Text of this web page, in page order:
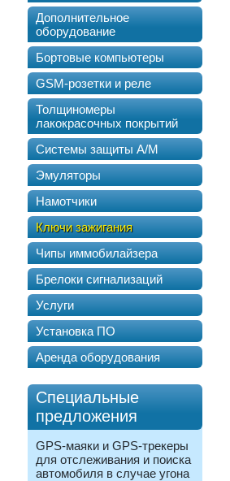
Дополнительное
оборудование
Бортовые компьютеры
GSM-розетки и реле
Толщиномеры
лакокрасочных покрытий
Системы защиты А/М
Эмуляторы
Намотчики
Ключи зажигания
Чипы иммобилайзера
Брелоки сигнализаций
Услуги
Установка ПО
Аренда оборудования
Специальные
предложения
GPS-маяки и GPS-трекеры
для отслеживания и поиска
автомобиля в случае угона